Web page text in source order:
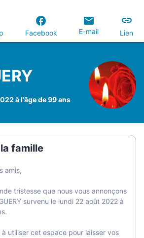
Facebook E-mail Lien
à l'âge de 99 ans
famille
amis,
tristesse que nous vous annonçons
survenu le lundi 22 août 2022 à
utiliser cet espace pour laisser vos